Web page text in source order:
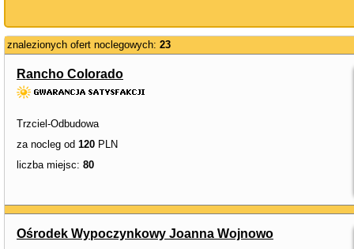
znalezionych ofert noclegowych: 23
Rancho Colorado
Trzciel-Odbudowa
za nocleg od 120 PLN
liczba miejsc: 80
Ośrodek Wypoczynkowy Joanna Wojnowo